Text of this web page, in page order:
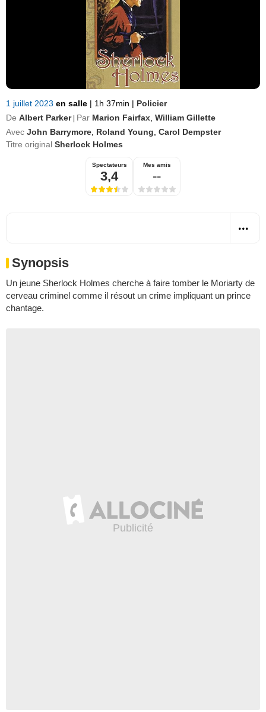
1 juillet 2023 en salle | 1h 37min | Policier
De Albert Parker Par Marion Fairfax William Gillette
Avec John Barrymore Roland Young Carol Dempster
Titre original Sherlock Holmes
Spectateurs
3,4
Mes amis
--
Synopsis
Un jeune Sherlock Holmes cherche à faire tomber le Moriarty de
cerveau criminel comme il résout un crime impliquant un prince
chantage.